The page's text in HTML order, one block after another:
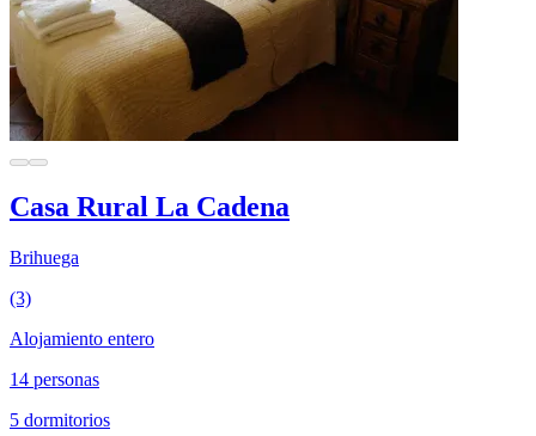
Casa Rural La Cadena
Brihuega
(3)
Alojamiento entero
14 personas
5 dormitorios